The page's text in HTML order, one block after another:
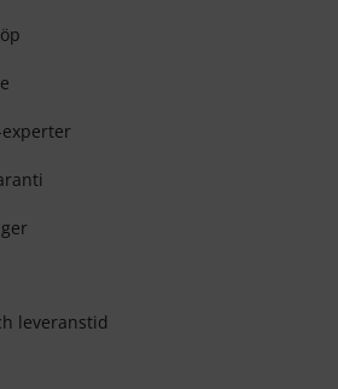
leveranstid